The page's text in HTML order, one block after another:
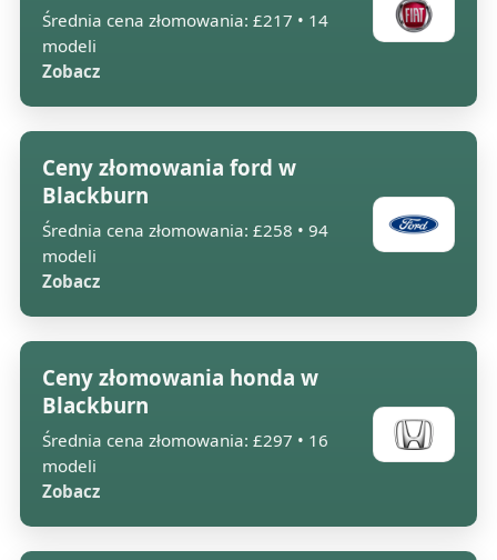
Średnia cena złomowania: £217 • 14
modeli
Zobacz
Ceny złomowania ford w
Blackburn
Średnia cena złomowania: £258 • 94
modeli
Zobacz
Ceny złomowania honda w
Blackburn
Średnia cena złomowania: £297 • 16
modeli
Zobacz